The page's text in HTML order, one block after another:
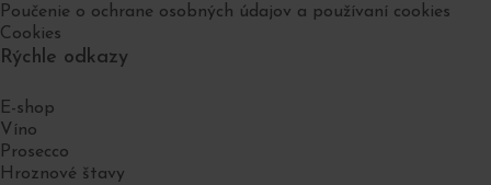
Poučenie o ochrane osobných údajov a používaní cookies
Cookies
Rýchle odkazy
E-shop
Víno
Prosecco
Hroznové štavy